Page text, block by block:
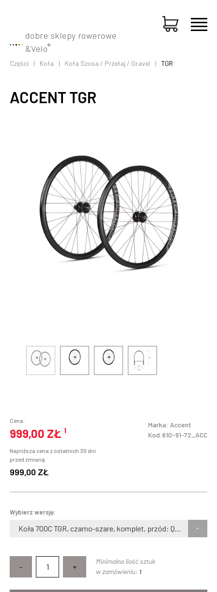
dobre sklepy rowerowe
&Velo®
Części Koła Koła Szosa / Przełaj / Gravel TGR
ACCENT TGR
Cena:
999,00 ZŁ ¹
Najniższa cena z ostatnich 30 dni
przed zmianą:
999,00 ZŁ
Marka: Accent
Kod:610-91-72_ACC
Wybierz wersję:
Koła 700C TGR, czarno-szare, komplet, przód: QR, tył: QR, bębenek Shimano 10
- +
Minimalna ilość sztuk
w zamówieniu: 1